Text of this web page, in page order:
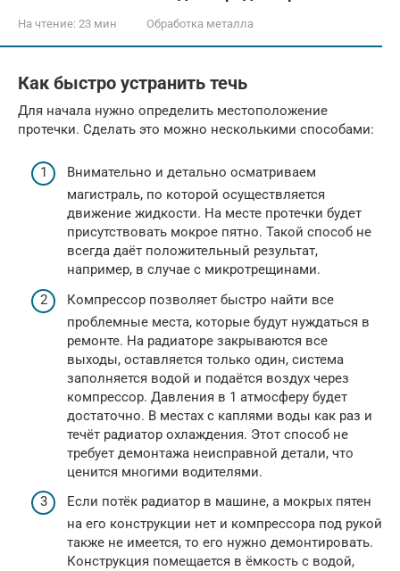
На чтение: 23 мин Обработка металла
Как быстро устранить течь
Для начала нужно определить местоположение
протечки. Сделать это можно несколькими способами:
Внимательно и детально осматриваем
магистраль, по которой осуществляется
движение жидкости. На месте протечки будет
присутствовать мокрое пятно. Такой способ не
всегда даёт положительный результат,
например, в случае с микротрещинами.
Компрессор позволяет быстро найти все
проблемные места, которые будут нуждаться в
ремонте. На радиаторе закрываются все
выходы, оставляется только один, система
заполняется водой и подаётся воздух через
компрессор. Давления в 1 атмосферу будет
достаточно. В местах с каплями воды как раз и
течёт радиатор охлаждения. Этот способ не
требует демонтажа неисправной детали, что
ценится многими водителями.
Если потёк радиатор в машине, а мокрых пятен
на его конструкции нет и компрессора под рукой
также не имеется, то его нужно демонтировать.
Конструкция помещается в ёмкость с водой,